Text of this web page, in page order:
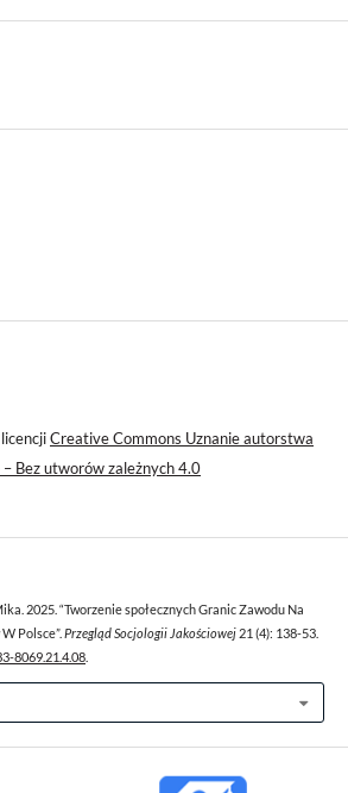
Creative Commons Uznanie autorstwa
Bez utworów zależnych 4.0
2025. “Tworzenie społecznych Granic Zawodu Na
Polsce”. Przegląd Socjologii Jakościowej 21 (4): 138-53.
8069.21.4.08